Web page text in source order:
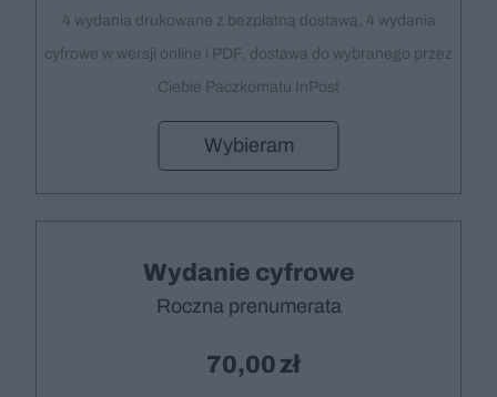
4 wydania drukowane z bezpłatną dostawą, 4 wydania
cyfrowe w wersji online i PDF, dostawa do wybranego przez
Ciebie Paczkomatu InPost
Wybieram
Wydanie cyfrowe
Roczna prenumerata
70,00